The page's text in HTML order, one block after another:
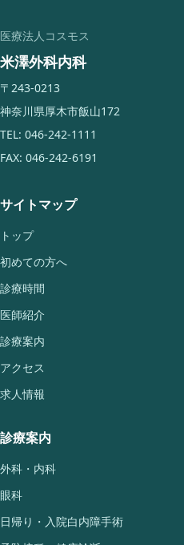
医療法人コスモス
米澤外科内科
〒243-0213
神奈川県厚木市飯山172
TEL: 046-242-1111
FAX: 046-242-6191
サイトマップ
トップ
初めての方へ
診療時間
医師紹介
診療案内
アクセス
求人情報
診療案内
外科・内科
眼科
日帰り・入院白内障手術